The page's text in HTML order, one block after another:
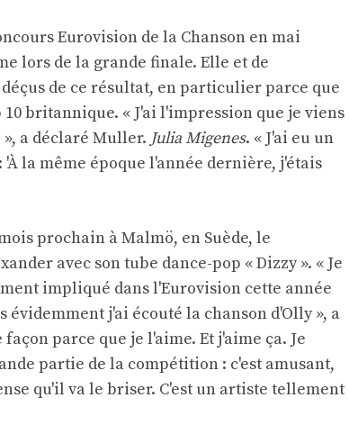
Eurovision de la Chanson en mai
lors de la grande finale. Elle et de
de ce résultat, en particulier parce que
10 britannique. « J'ai l'impression que je viens
a déclaré Muller. Julia Migenes. « J'ai eu un
la même époque l'année dernière, j'étais
prochain à Malmö, en Suède, le
avec son tube dance-pop « Dizzy ». « Je
impliqué dans l'Eurovision cette année
j'ai écouté la chanson d'Olly », a
parce que je l'aime. Et j'aime ça. Je
partie de la compétition : c'est amusant,
qu'il va le briser. C'est un artiste tellement